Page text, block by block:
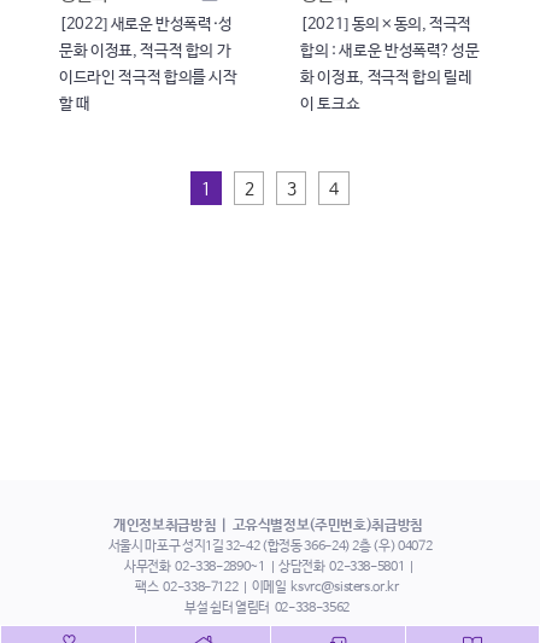
[2022] 새로운 반성폭력·성
문화 이정표, 적극적 합의 가
이드라인 적극적 합의를 시작
할 때
[2021] 동의×동의, 적극적
합의 : 새로운 반성폭력?성문
화 이정표, 적극적 합의 릴레
이 토크쇼
1 2 3 4
개인정보취급방침 고유식별정보(주민번호)취급방침
서울시 마포구 성지1길 32-42 (합정동 366-24) 2층 (우) 04072
사무전화 02-338-2890~1 상담전화 02-338-5801
팩스 02-338-7122 이메일 ksvrc@sisters.or.kr
부설 쉼터 열림터 02-338-3562